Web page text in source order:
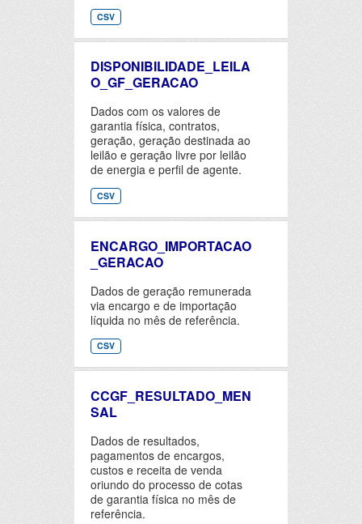
CSV
DISPONIBILIDADE_LEILA
O_GF_GERACAO
Dados com os valores de
garantia física, contratos,
geração, geração destinada ao
leilão e geração livre por leilão
de energia e perfil de agente.
CSV
ENCARGO_IMPORTACAO
_GERACAO
Dados de geração remunerada
via encargo e de importação
líquida no mês de referência.
CSV
CCGF_RESULTADO_MEN
SAL
Dados de resultados,
pagamentos de encargos,
custos e receita de venda
oriundo do processo de cotas
de garantia física no mês de
referência.